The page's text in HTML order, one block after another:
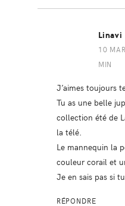
Linavi
10
MIN
J’aimes toujours
Tu as une belle
collection été de
la télé.
Le mannequin la
couleur corail et
Je en sais pas si tu
RÉPONDRE